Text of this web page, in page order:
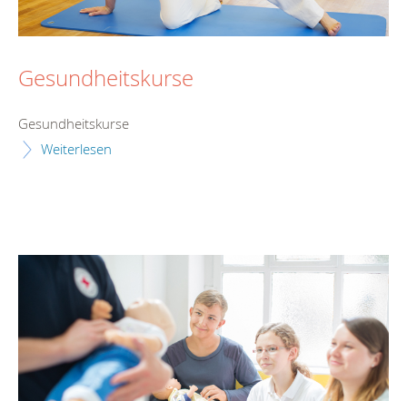
Gesundheitskurse
Gesundheitskurse
Weiterlesen